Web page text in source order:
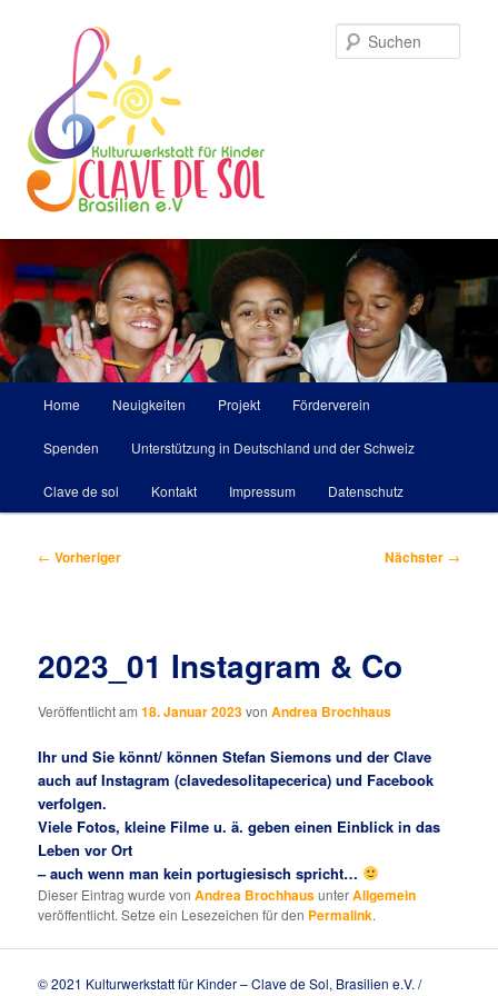
Home Neuigkeiten Projekt Förderverein
Spenden Unterstützung in Deutschland und der Schweiz
Clave de sol Kontakt Impressum Datenschutz
Beitragsnavigation
← Vorheriger Nächster →
2023_01 Instagram & Co
Veröffentlicht am18. Januar 2023vonAndrea Brochhaus
Ihr und Sie könnt/ können Stefan Siemons und der Clave
auch auf Instagram (clavedesolitapecerica) und Facebook
verfolgen.
Viele Fotos, kleine Filme u. ä. geben einen Einblick in das
Leben vor Ort
– auch wenn man kein portugiesisch spricht…
Dieser Eintrag wurde vonAndrea BrochhausunterAllgemein
veröffentlicht. Setze ein Lesezeichen für den Permalink.
© 2021 Kulturwerkstatt für Kinder – Clave de Sol, Brasilien e.V. /